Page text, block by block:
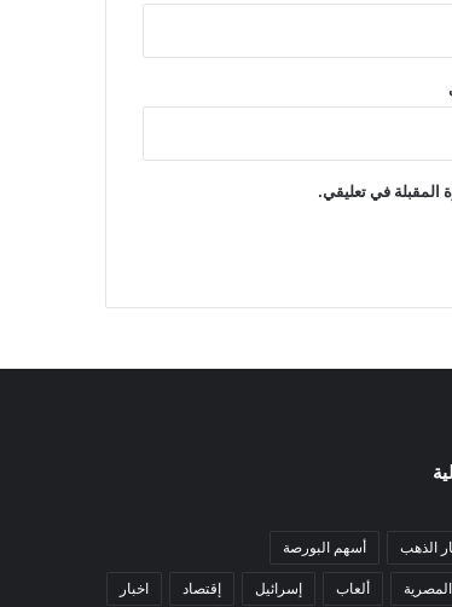
المقبلة في تعليقي.
الذهب أسهم البورصة
ألعاب إسرائيل إقتصاد اخبار